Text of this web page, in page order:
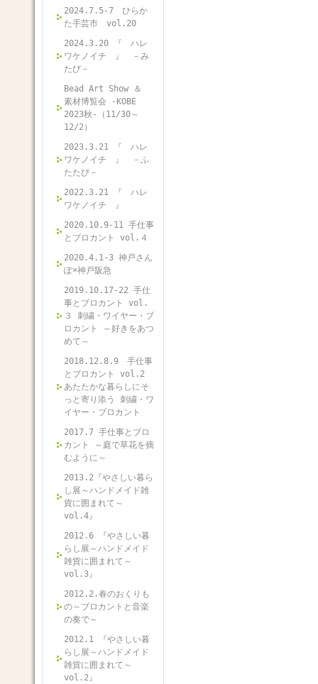
2024.7.5-7 ひらか
た手芸市 vol.20
2024.3.20 『 ハレ
ワケノイチ 』 －み
たび－
Bead Art Show ＆
素材博覧会 -KOBE
2023秋-（11/30～
12/2）
2023.3.21 『 ハレ
ワケノイチ 』 －ふ
たたび－
2022.3.21 『 ハレ
ワケノイチ 』
2020.10.9-11 手仕事
とブロカント vol.４
2020.4.1-3 神戸さん
ぽ×神戸阪急
2019.10.17-22 手仕
事とブロカント vol.
３ 刺繍・ワイヤー・ブ
ロカント ～好きをあつ
めて～
2018.12.8.9 手仕事
とブロカント vol.2
あたたかな暮らしにそ
っと寄り添う 刺繍・ワ
イヤー・ブロカント
2017.7 手仕事とブロ
カント ～庭で草花を摘
むように～
2013.2『やさしい暮ら
し展～ハンドメイド雑
貨に囲まれて～
vol.4』
2012.6 『やさしい暮
らし展～ハンドメイド
雑貨に囲まれて～
vol.3』
2012.2.春のおくりも
の～ブロカントと音楽
の奏で～
2012.1 『やさしい暮
らし展～ハンドメイド
雑貨に囲まれて～
vol.2』